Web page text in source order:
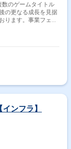
のゲームタイトル
の更なる成長を見据
ります。事業フェー
る方を求めておりま
サービスにとって最
ら、自律的に価値創
成長に合わせて、自
求めております。
ズや規模のプロジェ
員として、全プロジ
ンフラ】